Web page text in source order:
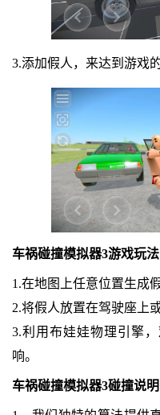
3.添加假人，来达到游戏
车祸碰撞模拟器3游戏玩法
1.在地图上任意位置生成假
2.将假人放置在驾驶座上
3.利用布娃娃物理引擎
响。
车祸碰撞模拟器3碰撞说明